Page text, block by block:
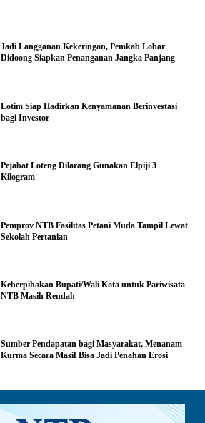
Jadi Langganan Kekeringan, Pemkab Lobar
Didoong Siapkan Penanganan Jangka Panjang
Lotim Siap Hadirkan Kenyamanan Berinvestasi
bagi Investor
Pejabat Loteng Dilarang Gunakan Elpiji 3
Kilogram
Pemprov NTB Fasilitas Petani Muda Tampil Lewat
Sekolah Pertanian
Keberpihakan Bupati/Wali Kota untuk Pariwisata
NTB Masih Rendah
Sumber Pendapatan bagi Masyarakat, Menanam
Kurma Secara Masif Bisa Jadi Penahan Erosi